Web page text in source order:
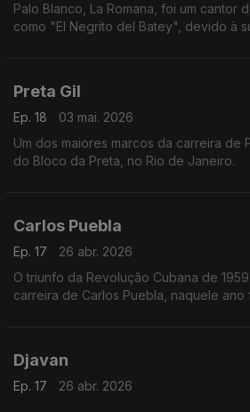
Palo Blanco, La Romana, foi um cantor
como "El Negrito del Batey", devido à
Preta Gil
Ep. 18
03 mai. 2026
Um dos maiores marcos da carreira de
do Bloco da Preta, no Rio de Janeiro.
Carlos Puebla
Ep. 17
26 abr. 2026
O triunfo da Revolução Cubana de
carreira de Carlos Puebla, naquele
Djavan
Ep. 17 26 abr. 2026